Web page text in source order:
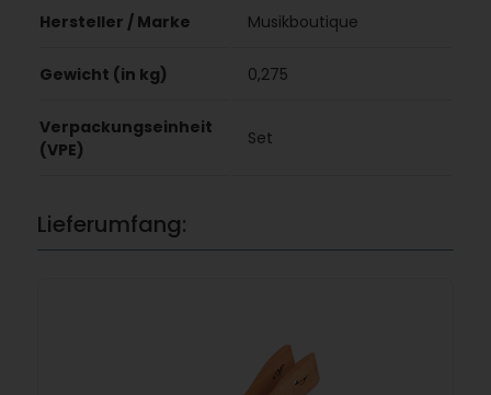
Hersteller / Marke Musikboutique
Gewicht (in kg) 0,275
Verpackungseinheit
(VPE)
Set
Lieferumfang: